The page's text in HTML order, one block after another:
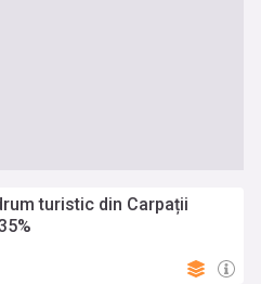
turistic din Carpații